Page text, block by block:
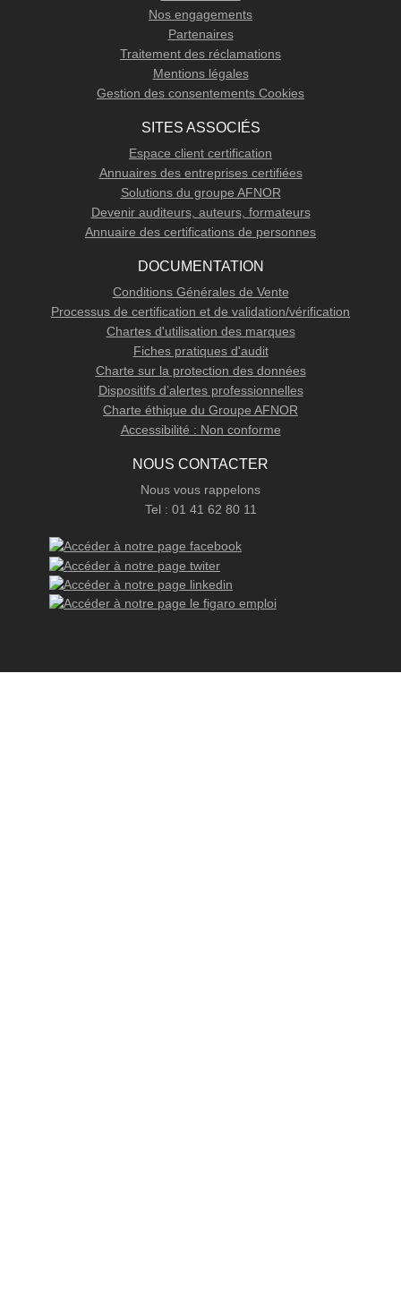
Nos engagements
Partenaires
Traitement des réclamations
Mentions légales
Gestion des consentements Cookies
SITES ASSOCIÉS
Espace client certification
Annuaires des entreprises certifiées
Solutions du groupe AFNOR
Devenir auditeurs, auteurs, formateurs
Annuaire des certifications de personnes
DOCUMENTATION
Conditions Générales de Vente
Processus de certification et de validation/vérification
Chartes d'utilisation des marques
Fiches pratiques d'audit
Charte sur la protection des données
Dispositifs d’alertes professionnelles
Charte éthique du Groupe AFNOR
Accessibilité : Non conforme
NOUS CONTACTER
Nous vous rappelons
Tel : 01 41 62 80 11